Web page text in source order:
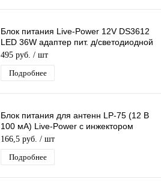
Блок питания Live-Power 12V DS3612
LED 36W адаптер пит. д/светодиодной
ленты Ультратонкий DC Ip20
495 руб. / шт
Подробнее
Блок питания для антенн LP-75 (12 В
100 мА) Live-Power с инжектором
питания, черный
166,5 руб. / шт
Подробнее